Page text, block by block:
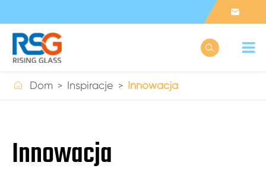


 Dom Inspiracje Innowacja
Innowacja